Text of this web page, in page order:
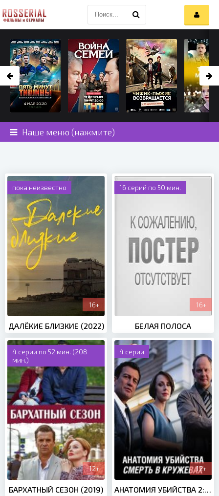
Наше меню (нажмите)
пока неизвестно
16+
ДАЛЁКИЕ БЛИЗКИЕ (2022)
16 серий по 50 мин.
16+
БЕЛАЯ ПОЛОСА
4 серии по 52 мин. (208
мин.)
12+
БАРХАТНЫЙ СЕЗОН (2019)
4 серии
12+
АНАТОМИЯ УБИЙСТВА 2: СМЕРТЬ В КРУЖЕВАХ (2019)